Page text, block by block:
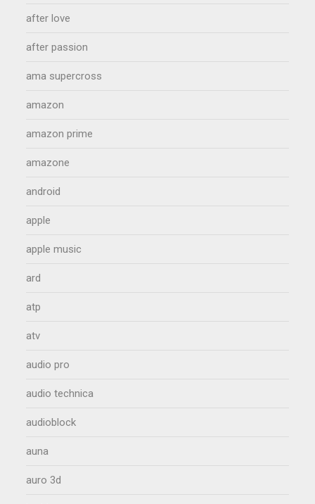
after love
after passion
ama supercross
amazon
amazon prime
amazone
android
apple
apple music
ard
atp
atv
audio pro
audio technica
audioblock
auna
auro 3d